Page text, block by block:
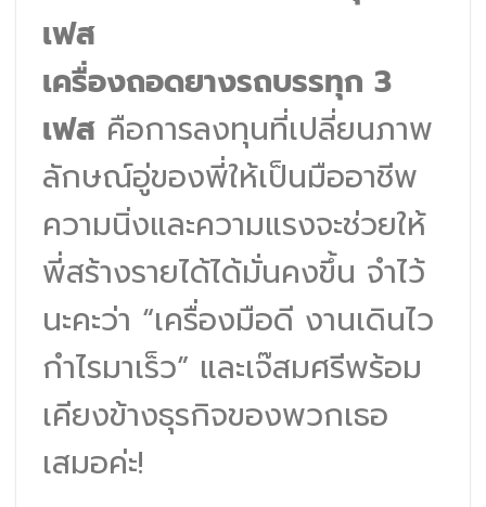
เครื่องถอดยางรถบรรทุก 3
เฟส คือการลงทุนที่เปลี่ยนภาพ
ลักษณ์อู่ของพี่ให้เป็นมืออาชีพ
ความนิ่งและความแรงจะช่วยให้
พี่สร้างรายได้ได้มั่นคงขึ้น จำไว้
นะคะว่า “เครื่องมือดี งานเดินไว
กำไรมาเร็ว” และเจ๊สมศรีพร้อม
เคียงข้างธุรกิจของพวกเธอ
เสมอค่ะ!